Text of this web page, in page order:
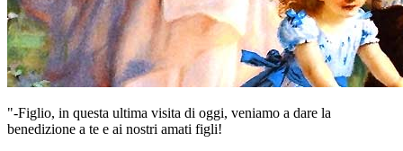
"-Figlio, in questa ultima visita di oggi, veniamo a dare la
benedizione a te e ai nostri amati figli!